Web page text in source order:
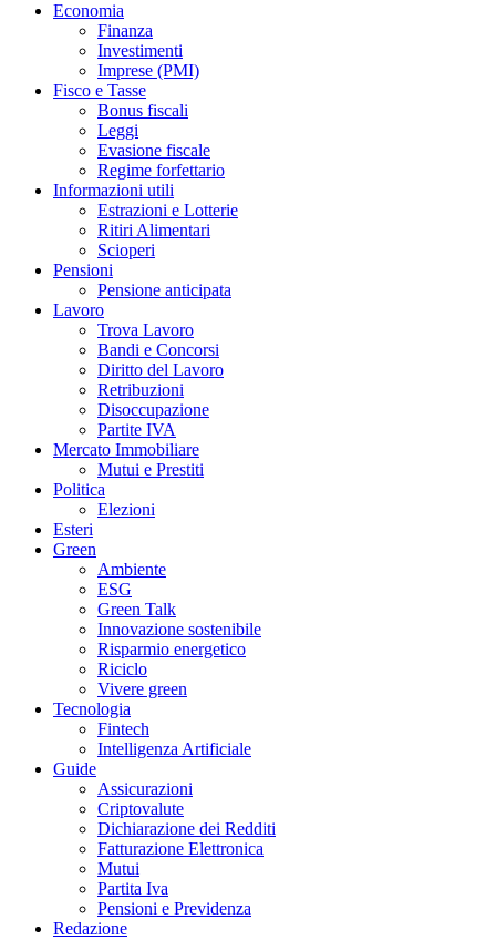
Economia
Finanza
Investimenti
Imprese (PMI)
Fisco e Tasse
Bonus fiscali
Leggi
Evasione fiscale
Regime forfettario
Informazioni utili
Estrazioni e Lotterie
Ritiri Alimentari
Scioperi
Pensioni
Pensione anticipata
Lavoro
Trova Lavoro
Bandi e Concorsi
Diritto del Lavoro
Retribuzioni
Disoccupazione
Partite IVA
Mercato Immobiliare
Mutui e Prestiti
Politica
Elezioni
Esteri
Green
Ambiente
ESG
Green Talk
Innovazione sostenibile
Risparmio energetico
Riciclo
Vivere green
Tecnologia
Fintech
Intelligenza Artificiale
Guide
Assicurazioni
Criptovalute
Dichiarazione dei Redditi
Fatturazione Elettronica
Mutui
Partita Iva
Pensioni e Previdenza
Redazione